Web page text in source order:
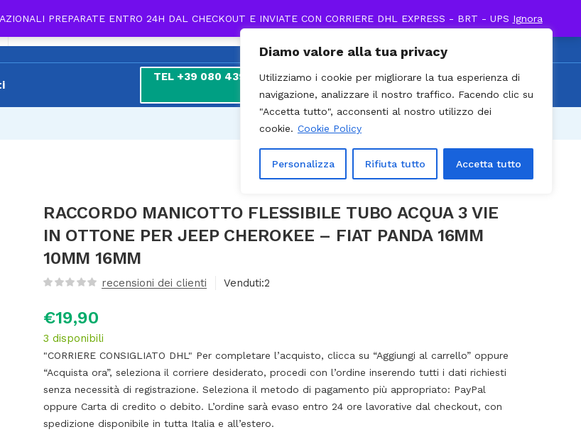
Diamo valore alla tua privacy
Utilizziamo i cookie per migliorare la tua esperienza di
navigazione, analizzare il nostro traffico. Facendo clic su
"Accetta tutto", acconsenti al nostro utilizzo dei
cookie. Cookie Policy
Personalizza Rifiuta tutto Accetta tutto
PREPARATE ENTRO 24H DAL CHECKOUT E INVIATE CON CORRIERE DHL EXPRESS - BRT - UPS Ignora
0
TEL +39 080 439 1800 / Cell. +39 338 895
7903
Recenti
RACCORDO MANICOTTO FLESSIBILE TUBO ACQUA 3 VIE
IN OTTONE PER JEEP CHEROKEE – FIAT PANDA 16MM
10MM 16MM
recensioni dei clienti Venduti:2
€19,90
3 disponibili
"CORRIERE CONSIGLIATO DHL" Per completare l’acquisto, clicca su “Aggiungi al carrello” oppure
“Acquista ora”, seleziona il corriere desiderato, procedi con l’ordine inserendo tutti i dati richiesti
senza necessità di registrazione. Seleziona il metodo di pagamento più appropriato: PayPal
oppure Carta di credito o debito. L’ordine sarà evaso entro 24 ore lavorative dal checkout, con
spedizione disponibile in tutta Italia e all’estero.